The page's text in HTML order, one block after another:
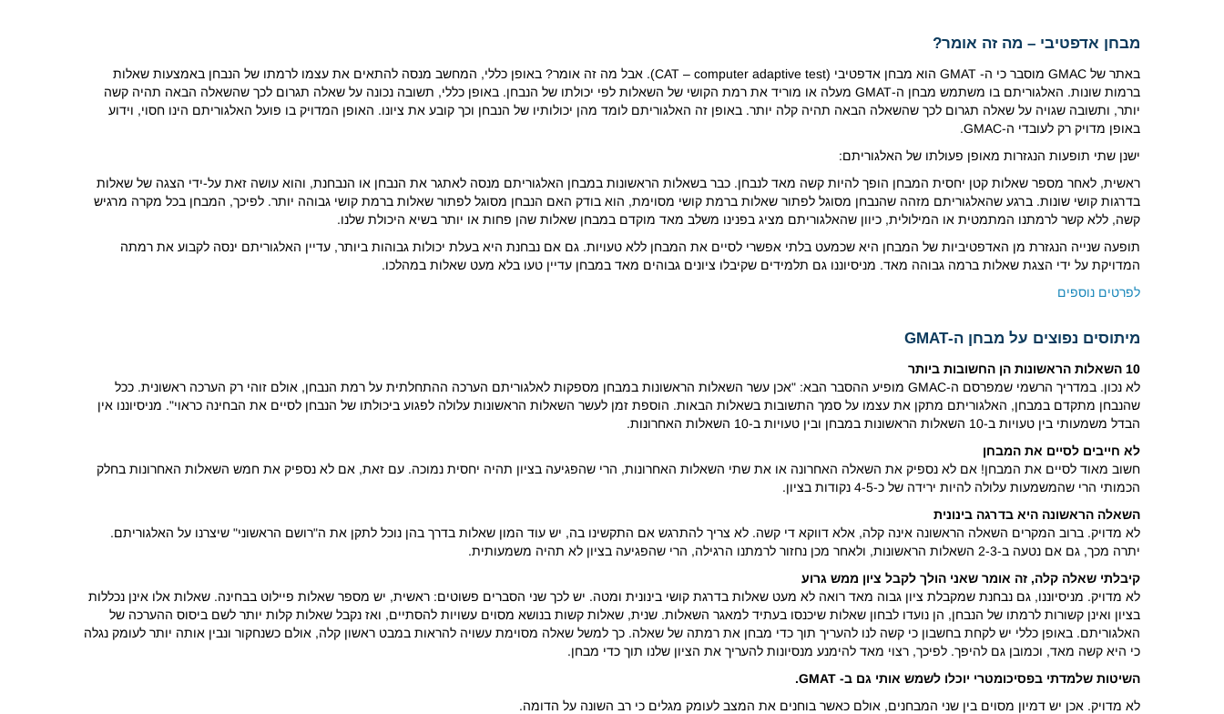
מבחן אדפטיבי – מה זה אומר?
באתר של GMAC מוסבר כי ה- GMAT הוא מבחן אדפטיבי (CAT – computer adaptive test). אבל מה זה אומר? באופן כללי, המחשב מנסה להתאים את עצמו לרמתו של הנבחן באמצעות שאלות
ברמות שונות. האלגוריתם בו משתמש מבחן ה-GMAT מעלה או מוריד את רמת הקושי של השאלות לפי יכולתו של הנבחן. באופן כללי, תשובה נכונה על שאלה תגרום לכך שהשאלה הבאה תהיה קשה
יותר, ותשובה שגויה על שאלה תגרום לכך שהשאלה הבאה תהיה קלה יותר. באופן זה האלגוריתם לומד מהן יכולותיו של הנבחן וכך קובע את ציונו. האופן המדויק בו פועל האלגוריתם הינו חסוי, וידוע
באופן מדויק רק לעובדי ה-GMAC.
ישנן שתי תופעות הנגזרות מאופן פעולתו של האלגוריתם:
ראשית, לאחר מספר שאלות קטן יחסית המבחן הופך להיות קשה מאד לנבחן. כבר בשאלות הראשונות במבחן האלגוריתם מנסה לאתגר את הנבחן או הנבחנת, והוא עושה זאת על-ידי הצגה של שאלות
בדרגות קושי שונות. ברגע שהאלגוריתם מזהה שהנבחן מסוגל לפתור שאלות ברמת קושי מסוימת, הוא בודק האם הנבחן מסוגל לפתור שאלות ברמת קושי גבוהה יותר. לפיכך, המבחן בכל מקרה מרגיש
קשה, ללא קשר לרמתנו המתמטית או המילולית, כיוון שהאלגוריתם מציג בפנינו משלב מאד מוקדם במבחן שאלות שהן פחות או יותר בשיא היכולת שלנו.
תופעה שנייה הנגזרת מן האדפטיביות של המבחן היא שכמעט בלתי אפשרי לסיים את המבחן ללא טעויות. גם אם נבחנת היא בעלת יכולות גבוהות ביותר, עדיין האלגוריתם ינסה לקבוע את רמתה
המדויקת על ידי הצגת שאלות ברמה גבוהה מאד. מניסיוננו גם תלמידים שקיבלו ציונים גבוהים מאד במבחן עדיין טעו בלא מעט שאלות במהלכו.
לפרטים נוספים
מיתוסים נפוצים על מבחן ה-GMAT
10 השאלות הראשונות הן החשובות ביותר
לא נכון. במדריך הרשמי שמפרסם ה-GMAC מופיע ההסבר הבא: "אכן עשר השאלות הראשונות במבחן מספקות לאלגוריתם הערכה ההתחלתית על רמת הנבחן, אולם זוהי רק הערכה ראשונית. ככל
שהנבחן מתקדם במבחן, האלגוריתם מתקן את עצמו על סמך התשובות בשאלות הבאות. הוספת זמן לעשר השאלות הראשונות עלולה לפגוע ביכולתו של הנבחן לסיים את הבחינה כראוי". מניסיוננו אין
הבדל משמעותי בין טעויות ב-10 השאלות הראשונות במבחן ובין טעויות ב-10 השאלות האחרונות.
לא חייבים לסיים את המבחן
חשוב מאוד לסיים את המבחן! אם לא נספיק את השאלה האחרונה או את שתי השאלות האחרונות, הרי שהפגיעה בציון תהיה יחסית נמוכה. עם זאת, אם לא נספיק את חמש השאלות האחרונות בחלק
הכמותי הרי שהמשמעות עלולה להיות ירידה של כ-4-5 נקודות בציון.
השאלה הראשונה היא בדרגה בינונית
לא מדויק. ברוב המקרים השאלה הראשונה אינה קלה, אלא דווקא די קשה. לא צריך להתרגש אם התקשינו בה, יש עוד המון שאלות בדרך בהן נוכל לתקן את ה"רושם הראשוני" שיצרנו על האלגוריתם.
יתרה מכך, גם אם נטעה ב-2-3 השאלות הראשונות, ולאחר מכן נחזור לרמתנו הרגילה, הרי שהפגיעה בציון לא תהיה משמעותית.
קיבלתי שאלה קלה, זה אומר שאני הולך לקבל ציון ממש גרוע
לא מדויק. מניסיוננו, גם נבחנת שמקבלת ציון גבוה מאד רואה לא מעט שאלות בדרגת קושי בינונית ומטה. יש לכך שני הסברים פשוטים: ראשית, יש מספר שאלות פיילוט בבחינה. שאלות אלו אינן נכללות
בציון ואינן קשורות לרמתו של הנבחן, הן נועדו לבחון שאלות שיכנסו בעתיד למאגר השאלות. שנית, שאלות קשות בנושא מסוים עשויות להסתיים, ואז נקבל שאלות קלות יותר לשם ביסוס ההערכה של
האלגוריתם. באופן כללי יש לקחת בחשבון כי קשה לנו להעריך תוך כדי מבחן את רמתה של שאלה. כך למשל שאלה מסוימת עשויה להראות במבט ראשון קלה, אולם כשנחקור ונבין אותה יותר לעומק נגלה
כי היא קשה מאד, וכמובן גם להיפך. לפיכך, רצוי מאד להימנע מנסיונות להעריך את הציון שלנו תוך כדי מבחן.
השיטות שלמדתי בפסיכומטרי יוכלו לשמש אותי גם ב- GMAT
.
לא מדויק. אכן יש דמיון מסוים בין שני המבחנים, אולם כאשר בוחנים את המצב לעומק מגלים כי רב השונה על הדומה.